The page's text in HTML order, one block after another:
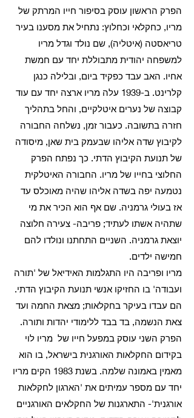
הפרק הראשון עוסק בסיפור חייו המרתק של
מריו, כחקלאי וכחלוץ: נתחיל את מסענו בעיר
טריאסטה (איטליה), שם נולד וגדל מריו
למשפחה יהודית מתבוללת יחד עם חמשת
אחיו. האב עבד כפקיד ביום, ובלילה כנגן
קלרינט. ב-1939 עלה מריו ארצה יחד עם עוד
קבוצה של נערים איטלקיים, והחל בתהליך
חזרה בתשובה. כעבור זמן, נשלחה החבורה
לקיבוץ שדה אליהו שבעמק בית שאן, מיסודה
של תנועת הקיבוץ הדתי. כך נפתח הפרק
החלוצי בחייו של מריו. החבורה האיטלקית
נטמעה יפה בשדה אליהו שהיה מאוכלס עד
אז בעולי גרמניה. שם אף הוא הכיר את מי
שתהיה אשתו לעתיד; פריבה- צעירה חלוצה
יוצאת גרמניה. השניים התחתנו ונולדו להם
חמישה ילדים.
מריו ופריבה היו התגלמות האידיאל של 'תורה
ועבודה' בו החזיקו אנשי תנועת הקיבוץ הדתי.
הם עבדו בעיקר בחקלאות; מצאת החמה ועד
צאת הנשמה, בד בבד ללימודי יהדות ותורה.
הפרק השני עוסק במפעל חייו של מריו לוי
בקידום החקלאות האורגנית בישראל, בו הוא
מאמין באמונה שלמה. בשנת 1983 הקים מריו
יחד עם מספר עמיתים את 'הארגון לחקלאות
אורגנית'- התארגנות של החקלאים האורגניים